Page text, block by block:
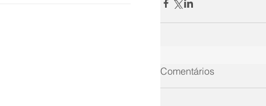
Comentários